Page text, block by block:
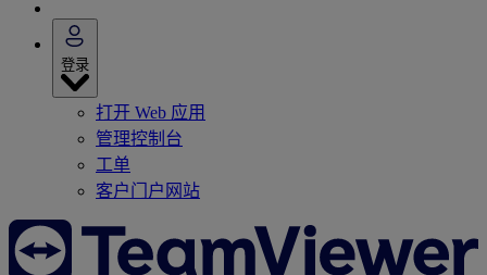
登录
打开 Web 应用
管理控制台
工单
客户门户网站